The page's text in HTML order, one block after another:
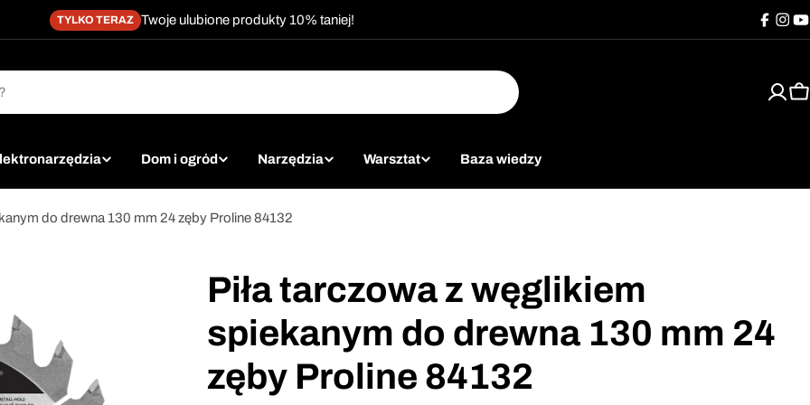
TYLKO TERAZ Twoje ulubione produkty 10% taniej!
Dom i ogród Narzędzia Warsztat Baza wiedzy
do drewna 130 mm 24 zęby Proline 84132
Piła tarczowa z węglikiem
spiekanym do drewna 130 mm 24
zęby Proline 84132